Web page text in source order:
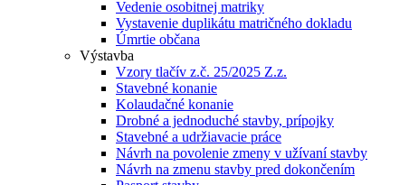
Vedenie osobitnej matriky
Vystavenie duplikátu matričného dokladu
Úmrtie občana
Výstavba
Vzory tlačív z.č. 25/2025 Z.z.
Stavebné konanie
Kolaudačné konanie
Drobné a jednoduché stavby, prípojky
Stavebné a udržiavacie práce
Návrh na povolenie zmeny v užívaní stavby
Návrh na zmenu stavby pred dokončením